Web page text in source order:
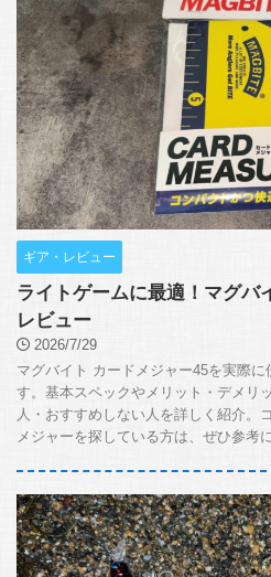
ギア・レビュー
ライトゲームに最適！マグバ
レビュー
2026/7/29
マグバイト カードメジャー45を実際に
す。基本スペックやメリット・デメリ
人・おすすめしない人を詳しく紹介。
メジャーを探している方は、ぜひ参考